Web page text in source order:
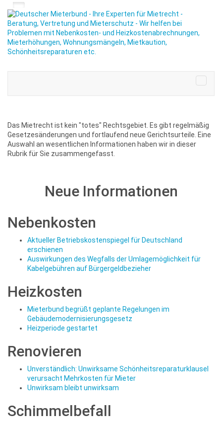
Das Mietrecht ist kein "totes" Rechtsgebiet. Es gibt regelmäßig
Gesetzesänderungen und fortlaufend neue Gerichtsurteile. Eine
Auswahl an wesentlichen Informationen haben wir in dieser
Rubrik für Sie zusammengefasst.
Neue Informationen
Nebenkosten
Aktueller Betriebskostenspiegel für Deutschland
erschienen
Auswirkungen des Wegfalls der Umlagemöglichkeit für
Kabelgebühren auf Bürgergeldbezieher
Heizkosten
Mieterbund begrüßt geplante Regelungen im
Gebäudemodernisierungsgesetz
Heizperiode gestartet
Renovieren
Unverständlich: Unwirksame Schönheitsreparaturklausel
verursacht Mehrkosten für Mieter
Unwirksam bleibt unwirksam
Schimmelbefall